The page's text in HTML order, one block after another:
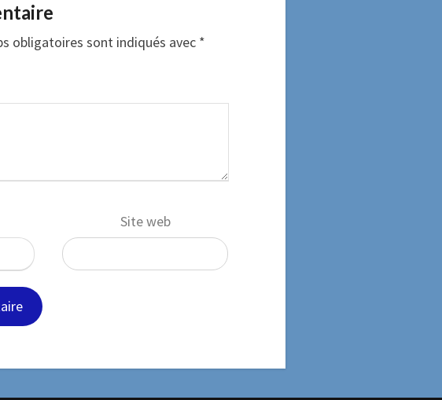
obligatoires sont indiqués avec *
Site web